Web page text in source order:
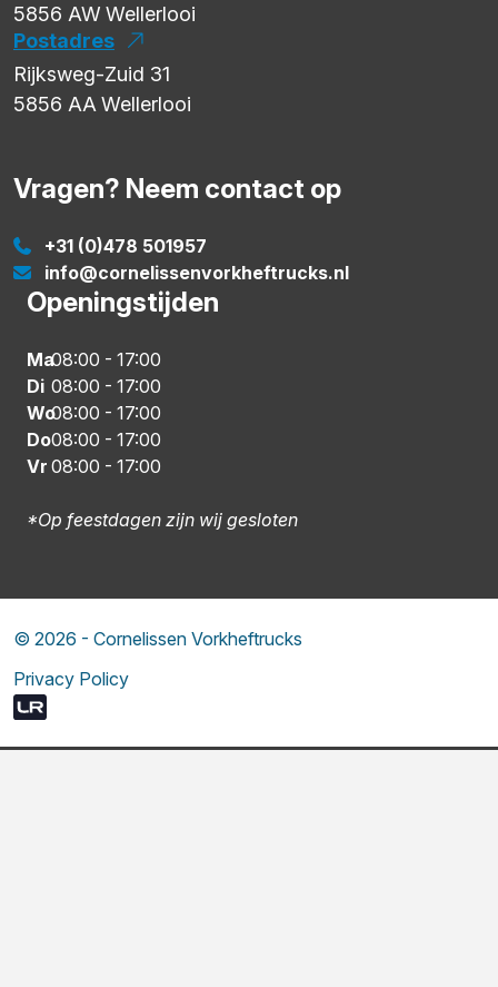
5856 AW Wellerlooi
Postadres
Rijksweg-Zuid 31
5856 AA Wellerlooi
Vragen? Neem contact op
+31 (0)478 501957
info@cornelissenvorkheftrucks.nl
Openingstijden
Ma08:00 - 17:00
Di 08:00 - 17:00
Wo08:00 - 17:00
Do08:00 - 17:00
Vr 08:00 - 17:00
*Op feestdagen zijn wij gesloten
© 2026 - Cornelissen Vorkheftrucks
Privacy Policy